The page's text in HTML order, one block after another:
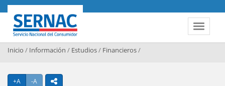
Contenido principal
Toggle
SERNAC
Inicio / Información / Estudios/ Financieros/
+A Agrandar texto
-A Achicar textoicono compartir